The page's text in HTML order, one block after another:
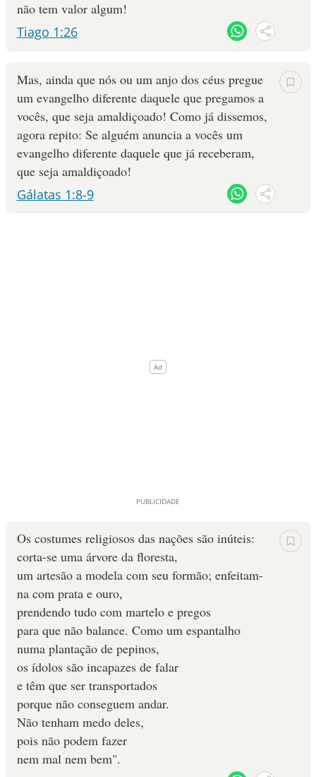
não tem valor algum!
Tiago 1:26
Mas, ainda que nós ou um anjo dos céus pregue
um evangelho diferente daquele que pregamos a
vocês, que seja amaldiçoado! Como já dissemos,
agora repito: Se alguém anuncia a vocês um
evangelho diferente daquele que já receberam,
que seja amaldiçoado!
Gálatas 1:8-9
Os costumes religiosos das nações são inúteis:
corta-se uma árvore da floresta,
um artesão a modela com seu formão; enfeitam-
na com prata e ouro,
prendendo tudo com martelo e pregos
para que não balance. Como um espantalho
numa plantação de pepinos,
os ídolos são incapazes de falar
e têm que ser transportados
porque não conseguem andar.
Não tenham medo deles,
pois não podem fazer
nem mal nem bem".